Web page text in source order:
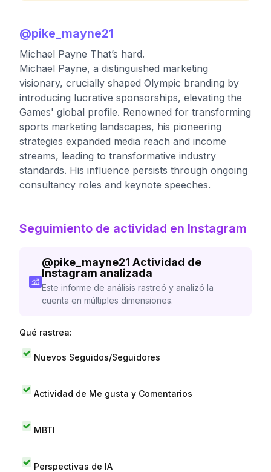
@pike_mayne21
Michael Payne That’s hard.
Michael Payne, a distinguished marketing
visionary, crucially shaped Olympic branding by
introducing lucrative sponsorships, elevating the
Games' global profile. Renowned for transforming
sports marketing landscapes, his pioneering
strategies expanded media reach and income
streams, leading to transformative industry
standards. His influence persists through ongoing
consultancy roles and keynote speeches.
Seguimiento de actividad en Instagram
@pike_mayne21 Actividad de
Instagram analizada
Este informe de análisis rastreó y analizó la
cuenta en múltiples dimensiones.
Qué rastrea:
Nuevos Seguidos/Seguidores
Actividad de Me gusta y Comentarios
MBTI
Perspectivas de IA